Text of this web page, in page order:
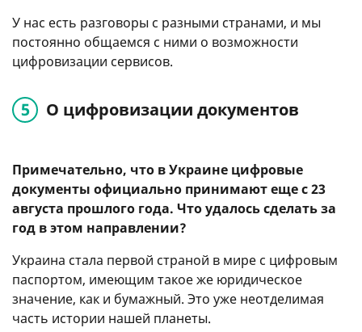
У нас есть разговоры с разными странами, и мы
постоянно общаемся с ними о возможности
цифровизации сервисов.
О цифровизации документов
Примечательно, что в Украине цифровые
документы официально принимают еще с 23
августа прошлого года. Что удалось сделать за
год в этом направлении?
Украина стала первой страной в мире с цифровым
паспортом, имеющим такое же юридическое
значение, как и бумажный. Это уже неотделимая
часть истории нашей планеты.